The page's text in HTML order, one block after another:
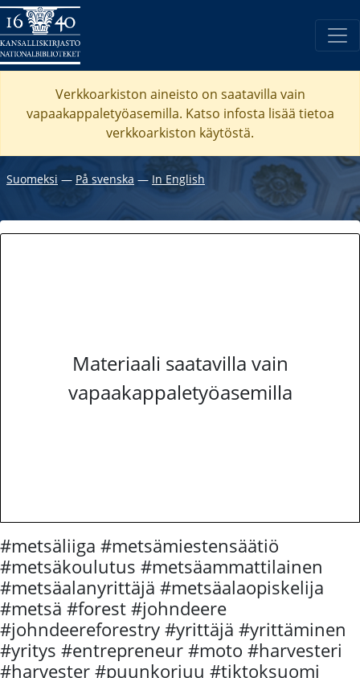
Verkkoarkiston aineisto on saatavilla vain
vapaakappaletyöasemilla. Katso infosta lisää tietoa
verkkoarkiston käytöstä.
Suomeksi ― På svenska ― In English
Materiaali saatavilla vain
vapaakappaletyöasemilla
#metsäliiga #metsämiestensäätiö
#metsäkoulutus #metsäammattilainen
#metsäalanyrittäjä #metsäalaopiskelija
#metsä #forest #johndeere
#johndeereforestry #yrittäjä #yrittäminen
#yritys #entrepreneur #moto #harvesteri
#harvester #puunkorjuu #tiktoksuomi